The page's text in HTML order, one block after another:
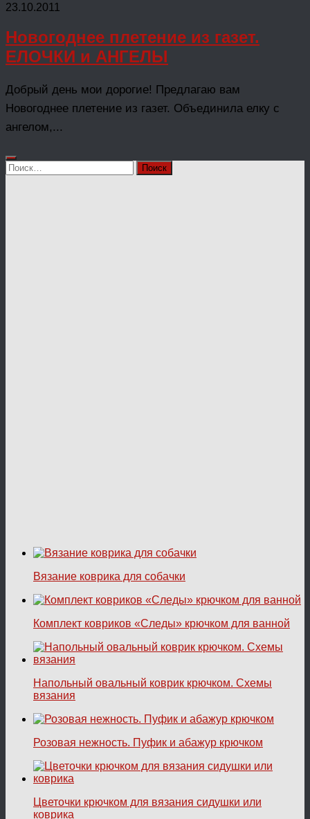
23.10.2011
Новогоднее плетение из газет.
ЕЛОЧКИ и АНГЕЛЫ
Добрый день мои дорогие! Предлагаю вам
Новогоднее плетение из газет. Объединила елку с
ангелом,...
Найти:
Вязание коврика для собачки
Комплект ковриков «Следы» крючком для ванной
Напольный овальный коврик крючком. Схемы
вязания
Розовая нежность. Пуфик и абажур крючком
Цветочки крючком для вязания сидушки или
коврика